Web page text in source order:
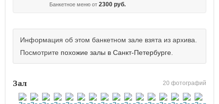
Банкетное меню от 2300 руб.
Информация об этом банкетном зале взята из архива.
Посмотрите похожие залы в Санкт-Петербурге
Зал 20 фотографий